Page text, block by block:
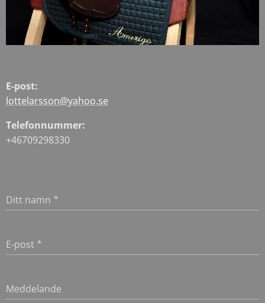
E-post:
lottelarsson@yahoo.se
Telefonnummer:
+46709298330
Ditt namn
E-post
Meddelande